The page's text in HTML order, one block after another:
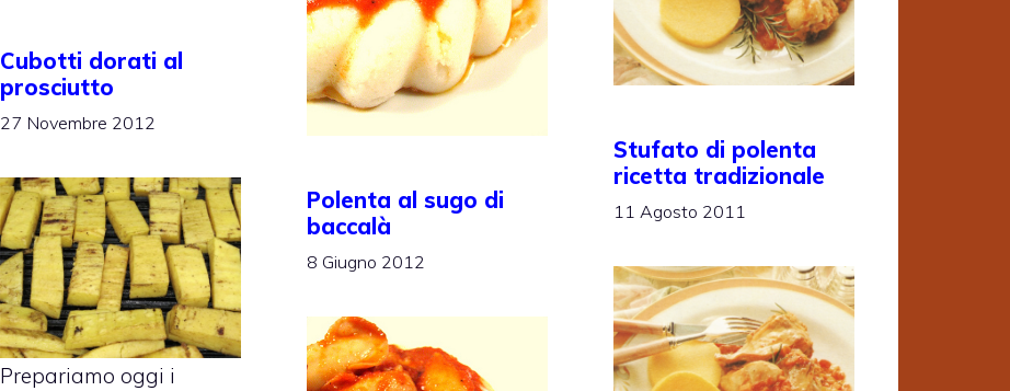
Cubotti dorati al
prosciutto
27 Novembre 2012
Prepariamo oggi i
Polenta al sugo di
baccalà
8 Giugno 2012
Stufato di polenta
ricetta tradizionale
11 Agosto 2011